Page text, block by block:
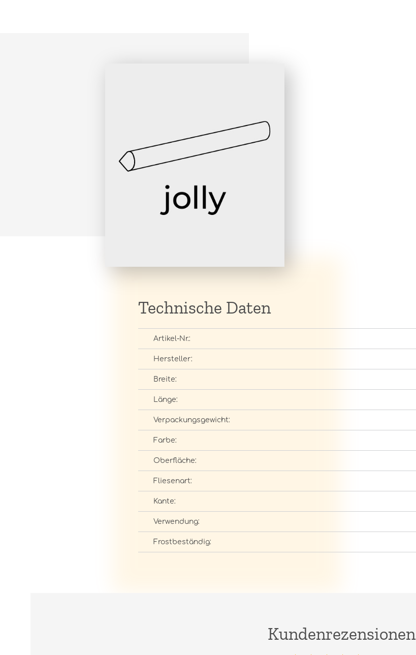
Technische Daten
Artikel-Nr.:
Hersteller:
Breite:
Länge:
Verpackungsgewicht:
Farbe:
Oberfläche:
Fliesenart:
Kante:
Verwendung:
Frostbeständig:
Kundenrezensionen